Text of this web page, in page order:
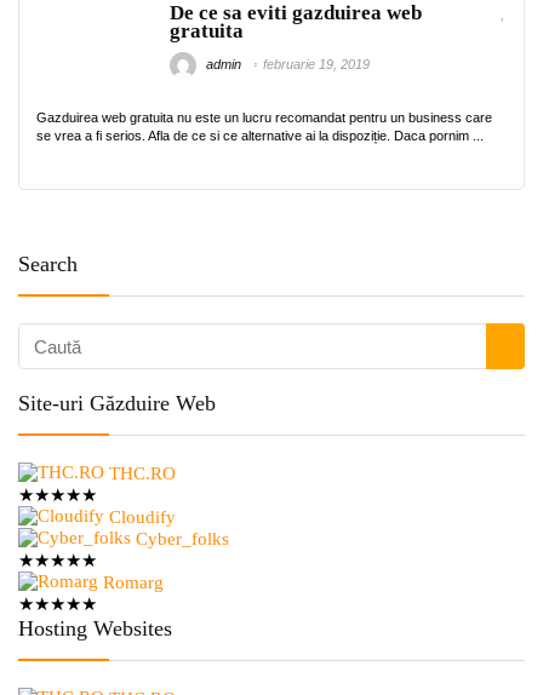
De ce sa eviti gazduirea web
gratuita
admin februarie 19, 2019
Gazduirea web gratuita nu este un lucru recomandat pentru un business care
se vrea a fi serios. Afla de ce si ce alternative ai la dispoziție. Daca pornim ...
Search
Site-uri Găzduire Web
THC.RO
★★★★★
Cloudify
Cyber_folks
★★★★★
Romarg
★★★★★
Hosting Websites